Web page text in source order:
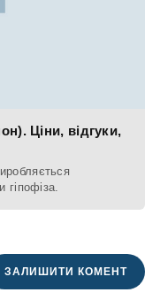
Ціни, відгуки,
гіпофіза.
ЗАЛИШИТИ КОМЕНТ